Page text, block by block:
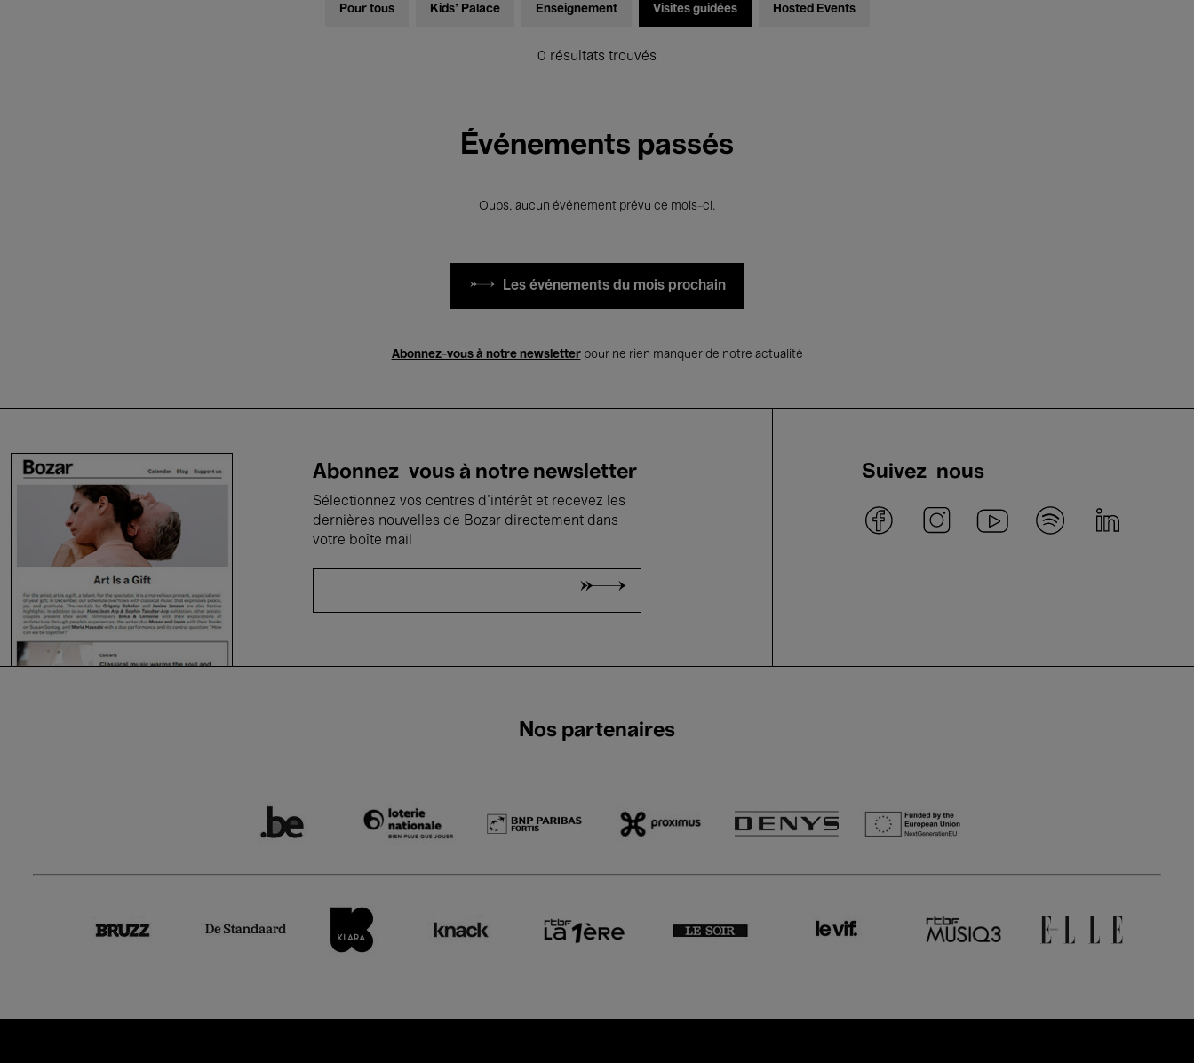
Pour tous Kids’ Palace Enseignement Visites guidées Hosted Events
0 résultats trouvés
Événements passés
Oups, aucun événement prévu ce mois-ci.
Les événements du mois prochain
Abonnez-vous à notre newsletterpour ne rien manquer de notre actualité
Abonnez-vous à notre newsletter
Sélectionnez vos centres d'intérêt et recevez les
dernières nouvelles de Bozar directement dans
votre boîte mail
Suivez-nous
Nos partenaires